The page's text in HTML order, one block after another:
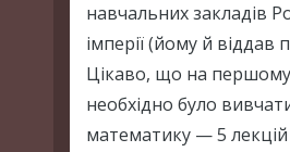
навчальних закладів
імперії (йому й віддав
Цікаво, що на першому
необхідно було
математику — 5